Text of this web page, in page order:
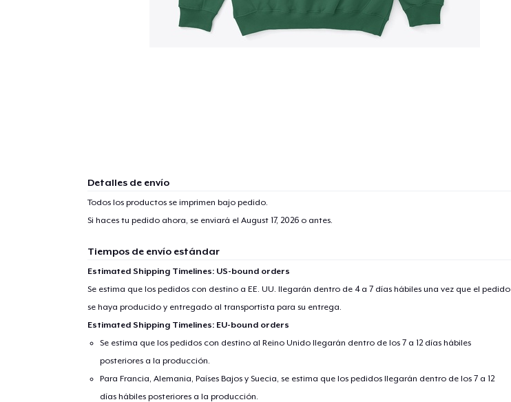
Detalles de envío
Todos los productos se imprimen bajo pedido.
Si haces tu pedido ahora, se enviará el August 17, 2026o antes.
Tiempos de envío estándar
Estimated Shipping Timelines: US-bound orders
Se estima que los pedidos con destino a EE. UU. llegarán dentro de 4 a 7 días hábiles una vez que el pedido
se haya producido y entregado al transportista para su entrega.
Estimated Shipping Timelines: EU-bound orders
Se estima que los pedidos con destino al Reino Unido llegarán dentro de los 7 a 12 días hábiles
posteriores a la producción.
Para Francia, Alemania, Países Bajos y Suecia, se estima que los pedidos llegarán dentro de los 7 a 12
días hábiles posteriores a la producción.